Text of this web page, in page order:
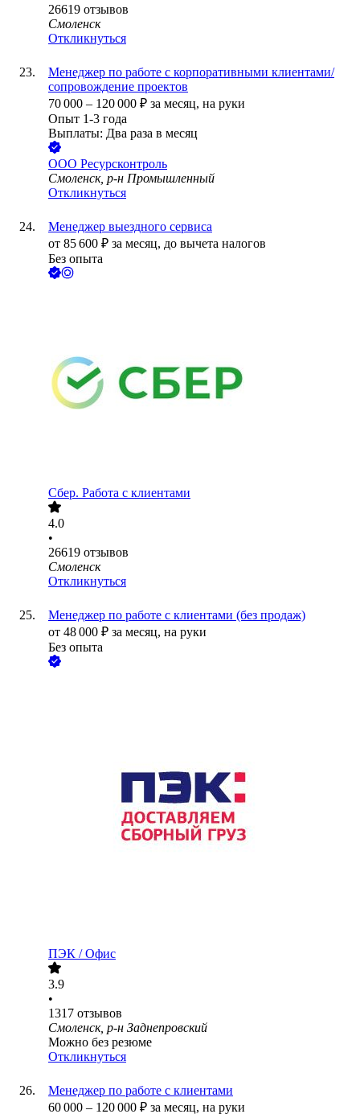
26619 отзывов
Смоленск
Откликнуться
Менеджер по работе с корпоративными клиентами/
сопровождение проектов
70 000 – 120 000 ₽ за месяц, на руки
Опыт 1-3 года
Выплаты: Два раза в месяц
ООО Ресурсконтроль
Смоленск, р-н Промышленный
Откликнуться
Менеджер выездного сервиса
от 85 600 ₽ за месяц, до вычета налогов
Без опыта
Сбер. Работа с клиентами
4.0
•
26619 отзывов
Смоленск
Откликнуться
Менеджер по работе с клиентами (без продаж)
от 48 000 ₽ за месяц, на руки
Без опыта
ПЭК / Офис
3.9
•
1317 отзывов
Смоленск, р-н Заднепровский
Можно без резюме
Откликнуться
Менеджер по работе с клиентами
60 000 – 120 000 ₽ за месяц, на руки